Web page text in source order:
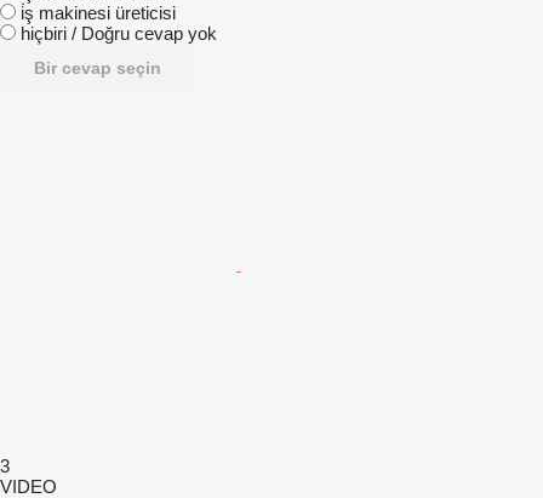
i̇ş makinesi üreticisi
hiçbiri / Doğru cevap yok
Bir cevap seçin
3
VIDEO